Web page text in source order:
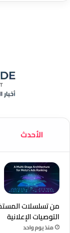
الأحدث
من تسلسلات
التوصيات الإعلانية
منذ يوم واحد